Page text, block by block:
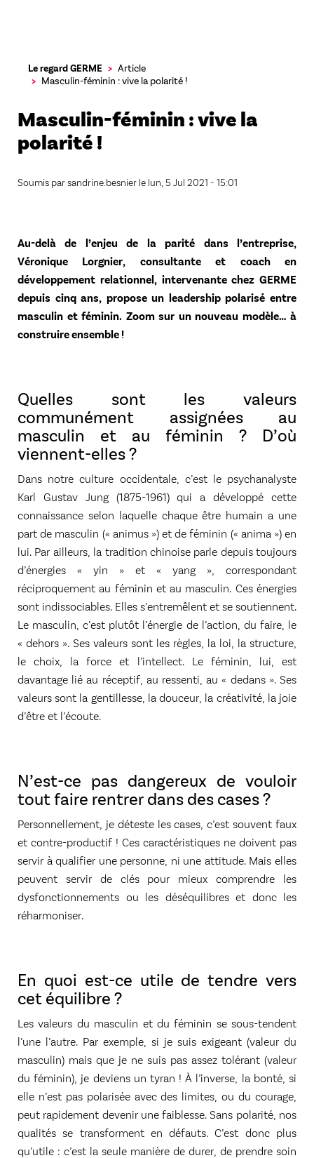
contenu
Le regard GERME
Article
Masculin-féminin : vive la polarité !
Masculin-féminin : vive la
polarité !
Soumis parsandrine.besnier le lun, 5 Jul 2021 - 15:01
Au-delà de l’enjeu de la parité dans l’entreprise,
Véronique Lorgnier, consultante et coach en
développement relationnel, intervenante chez GERME
depuis cinq ans, propose un leadership polarisé entre
masculin et féminin. Zoom sur un nouveau modèle… à
construire ensemble !
Quelles sont les valeurs
communément assignées au
masculin et au féminin ? D’où
viennent-elles ?
Dans notre culture occidentale, c’est le psychanalyste
Karl Gustav Jung (1875-1961) qui a développé cette
connaissance selon laquelle chaque être humain a une
part de masculin (« animus ») et de féminin (« anima ») en
lui. Par ailleurs, la tradition chinoise parle depuis toujours
d’énergies « yin » et « yang », correspondant
réciproquement au féminin et au masculin. Ces énergies
sont indissociables. Elles s’entremêlent et se soutiennent.
Le masculin, c’est plutôt l’énergie de l’action, du faire, le
« dehors ». Ses valeurs sont les règles, la loi, la structure,
le choix, la force et l’intellect. Le féminin, lui, est
davantage lié au réceptif, au ressenti, au « dedans ». Ses
valeurs sont la gentillesse, la douceur, la créativité, la joie
d’être et l’écoute.
N’est-ce pas dangereux de vouloir
tout faire rentrer dans des cases ?
Personnellement, je déteste les cases, c’est souvent faux
et contre-productif ! Ces caractéristiques ne doivent pas
servir à qualifier une personne, ni une attitude. Mais elles
peuvent servir de clés pour mieux comprendre les
dysfonctionnements ou les déséquilibres et donc les
réharmoniser.
En quoi est-ce utile de tendre vers
cet équilibre ?
Les valeurs du masculin et du féminin se sous-tendent
l’une l’autre. Par exemple, si je suis exigeant (valeur du
masculin) mais que je ne suis pas assez tolérant (valeur
du féminin), je deviens un tyran ! À l’inverse, la bonté, si
elle n’est pas polarisée avec des limites, ou du courage,
peut rapidement devenir une faiblesse. Sans polarité, nos
qualités se transforment en défauts. C’est donc plus
qu’utile : c’est la seule manière de durer, de prendre soin